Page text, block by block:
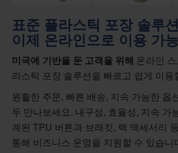
표준 플라스틱 포장 솔루
이제 온라인으로 이용 가
미국에 기반을 둔 고객을 위해 온라인
라스틱 포장 솔루션을 빠르고 쉽게 이용
원활한 주문, 빠른 배송, 지속 가능한 옵
두 만나보세요. 내구성, 효율성, 지속 가
계된 TPU 버튼과 브래킷, 랙 액세서리
통해 비즈니스 운영을 지원할 수 있습니